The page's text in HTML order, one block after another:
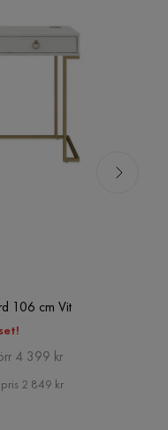
106 cm Vit
4 399 kr
2 849 kr